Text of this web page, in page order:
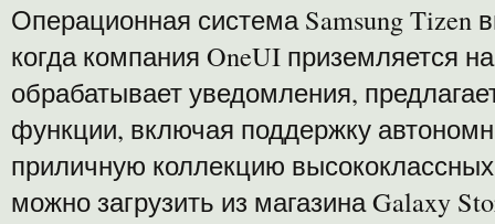
Операционная система Samsung Tizen
когда компания OneUI приземляется
обрабатывает уведомления,
функции, включая поддержку
приличную коллекцию
можно загрузить из магазина Galaxy